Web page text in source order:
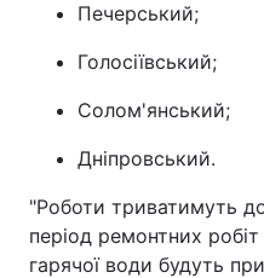
Печерський;
Голосіївський;
Солом'янський;
Дніпровський.
"Роботи триватимуть
період ремонтних
гарячої води будуть